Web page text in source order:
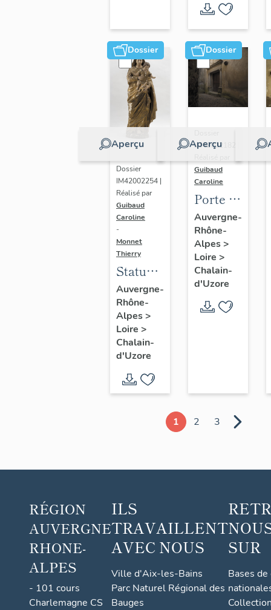
Dossier
Aperçu
Dossier
IM42002254 |
Réalisé par
Guibaud
Caroline
-
Monnet
Thierry
Statue :
Vierge
à
l'Enfant
Jésus
Auvergne-
Rhône-
Alpes>
Loire >
Chalain-
d'Uzore
Dossier
Aperçu
IM42002182 |
Guibaud
Caroline
Porte et
vantaux
de la
grande
salle
Auvergne-
Rhône-
Alpes>
Loire >
Chalain-
d'Uzore
1 2 3
RÉGION
AUVERGNE
RHONE-
ALPES
- 101 cours
Charlemagne CS
ILS
TRAVAILLENT
AVEC NOUS
Ville d'Aix-les-Bains
Parc Naturel Régional des
Bauges
SUR
Bases